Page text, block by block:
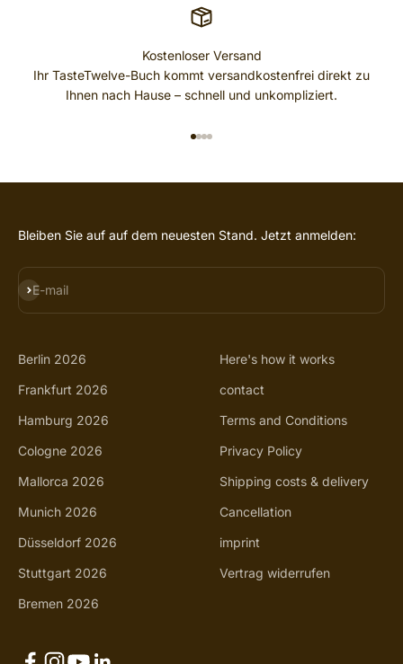
Kostenloser Versand
Ihr TasteTwelve-Buch kommt versandkostenfrei direkt zu
Ihnen nach Hause – schnell und unkompliziert.
Bleiben Sie auf auf dem neuesten Stand. Jetzt anmelden:
E-mail
SUBSCRIBE
Berlin 2026
Frankfurt 2026
Hamburg 2026
Cologne 2026
Mallorca 2026
Munich 2026
Düsseldorf 2026
Stuttgart 2026
Bremen 2026
Here's how it works
contact
Terms and Conditions
Privacy Policy
Shipping costs & delivery
Cancellation
imprint
Vertrag widerrufen